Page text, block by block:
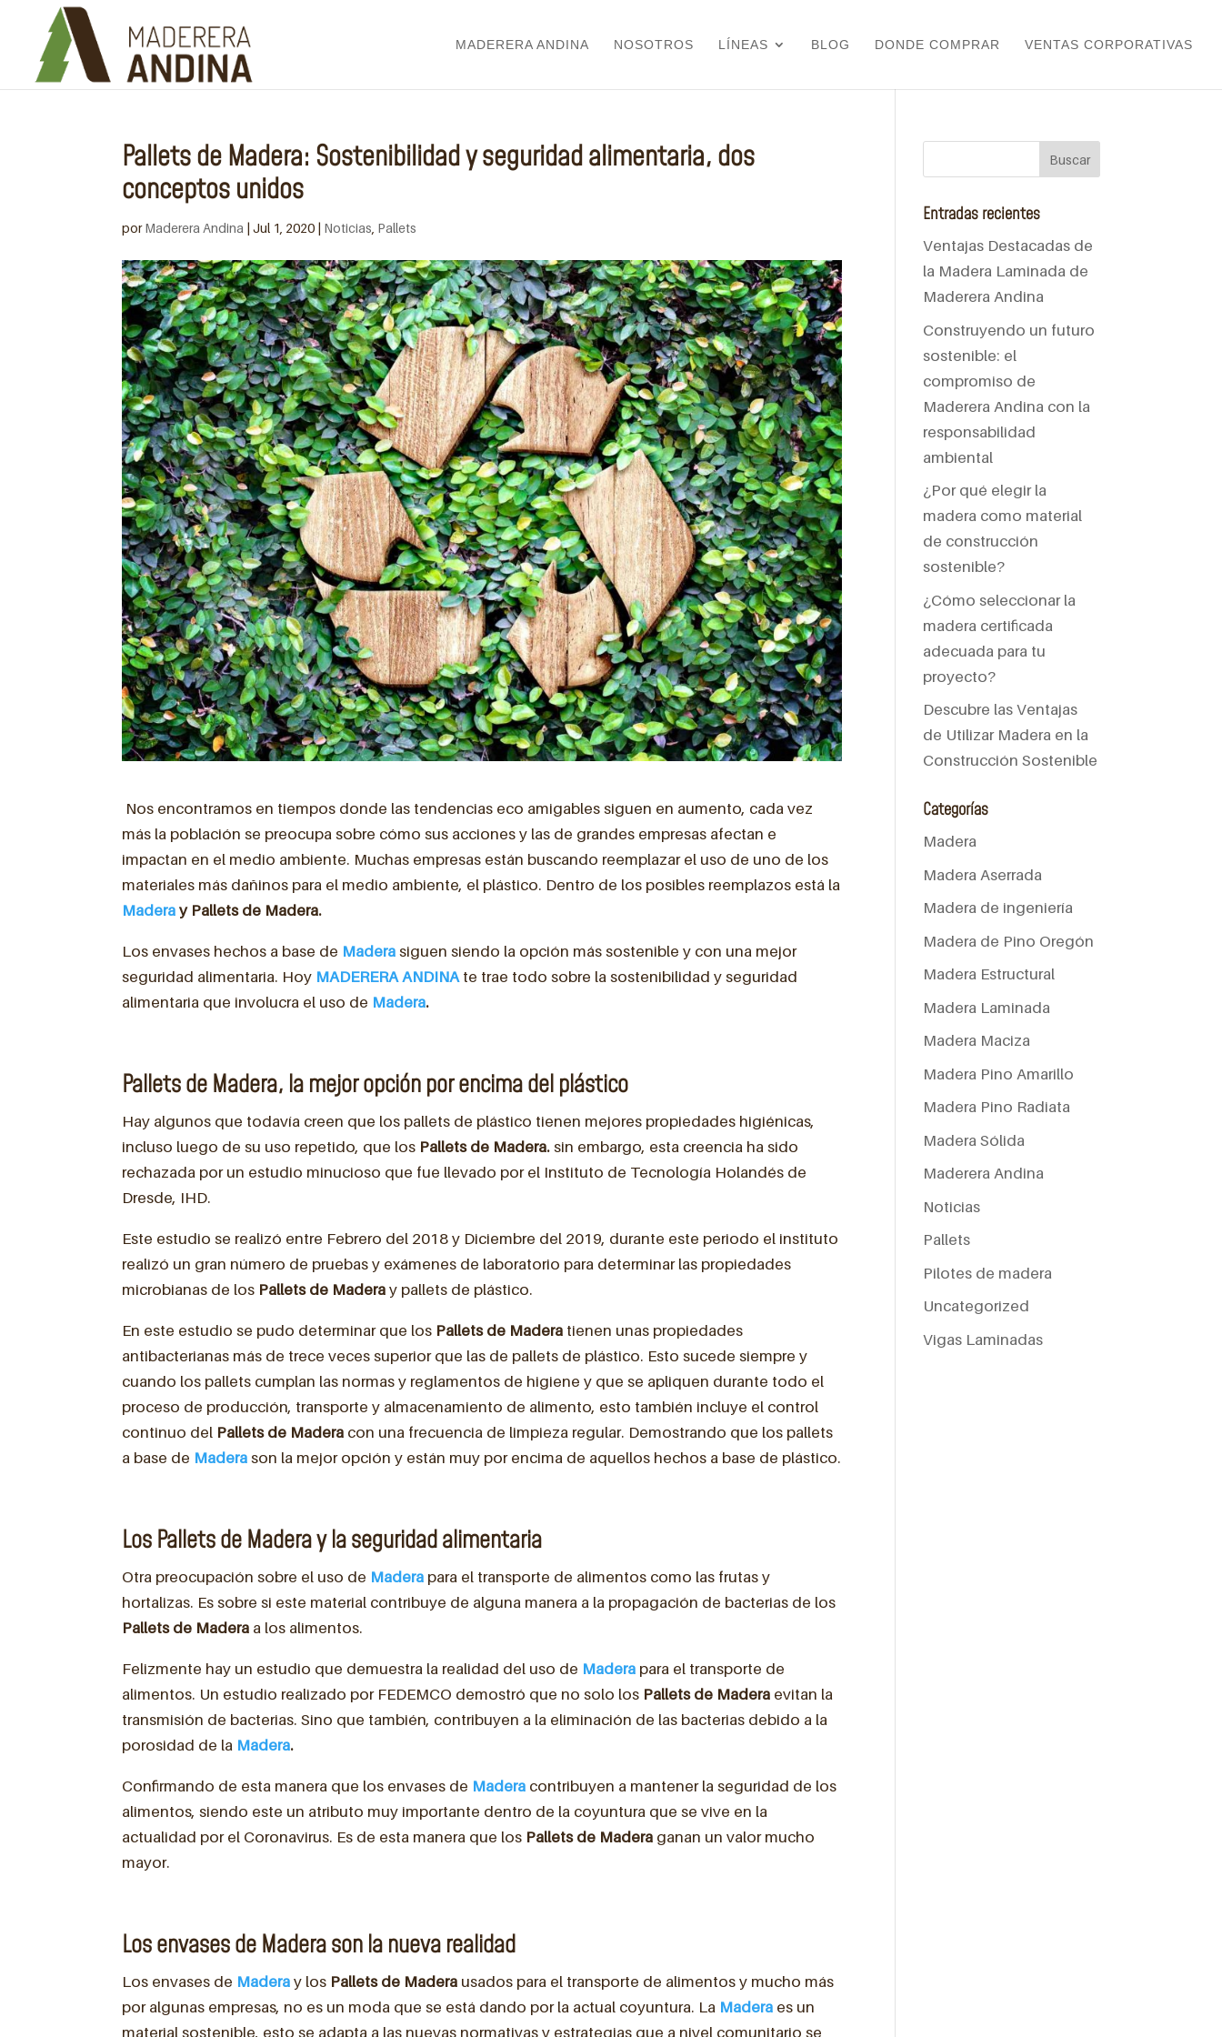
MADERERA ANDINA NOSOTROS LÍNEAS BLOG DONDE COMPRAR VENTAS CORPORATIVAS
Pallets de Madera: Sostenibilidad y seguridad alimentaria, dos
conceptos unidos
porMaderera Andina |Jul 1, 2020 | Noticias Pallets
Nos encontramos en tiempos donde las tendencias eco amigables siguen en aumento, cada vez
más la población se preocupa sobre cómo sus acciones y las de grandes empresas afectan e
impactan en el medio ambiente. Muchas empresas están buscando reemplazar el uso de uno de los
materiales más dañinos para el medio ambiente, el plástico. Dentro de los posibles reemplazos está la
Madera y Pallets de Madera.
Los envases hechos a base de Madera siguen siendo la opción más sostenible y con una mejor
seguridad alimentaria. Hoy MADERERA ANDINA te trae todo sobre la sostenibilidad y seguridad
alimentaria que involucra el uso de Madera.
Pallets de Madera, la mejor opción por encima del plástico
Hay algunos que todavía creen que los pallets de plástico tienen mejores propiedades higiénicas,
incluso luego de su uso repetido, que los Pallets de Madera. sin embargo, esta creencia ha sido
rechazada por un estudio minucioso que fue llevado por el Instituto de Tecnología Holandés de
Dresde, IHD.
Este estudio se realizó entre Febrero del 2018 y Diciembre del 2019, durante este periodo el instituto
realizó un gran número de pruebas y exámenes de laboratorio para determinar las propiedades
microbianas de los Pallets de Maderay pallets de plástico.
En este estudio se pudo determinar que los Pallets de Madera tienen unas propiedades
antibacterianas más de trece veces superior que las de pallets de plástico. Esto sucede siempre y
cuando los pallets cumplan las normas y reglamentos de higiene y que se apliquen durante todo el
proceso de producción, transporte y almacenamiento de alimento, esto también incluye el control
continuo del Pallets de Madera con una frecuencia de limpieza regular. Demostrando que los pallets
a base de Maderason la mejor opción y están muy por encima de aquellos hechos a base de plástico.
Los Pallets de Madera y la seguridad alimentaria
Otra preocupación sobre el uso de Madera para el transporte de alimentos como las frutas y
hortalizas. Es sobre si este material contribuye de alguna manera a la propagación de bacterias de los
Pallets de Madera a los alimentos.
Felizmente hay un estudio que demuestra la realidad del uso de Madera para el transporte de
alimentos. Un estudio realizado por FEDEMCO demostró que no solo los Pallets de Madera evitan la
transmisión de bacterias. Sino que también, contribuyen a la eliminación de las bacterias debido a la
porosidad de la Madera.
Confirmando de esta manera que los envases de Madera contribuyen a mantener la seguridad de los
alimentos, siendo este un atributo muy importante dentro de la coyuntura que se vive en la
actualidad por el Coronavirus. Es de esta manera que los Pallets de Madera ganan un valor mucho
mayor.
Los envases de Madera son la nueva realidad
Los envases de Madera y los Pallets de Madera usados para el transporte de alimentos y mucho más
por algunas empresas, no es un moda que se está dando por la actual coyuntura. La Madera es un
material sostenible, esto se adapta a las nuevas normativas y estrategias que a nivel comunitario se
Entradas recientes
Ventajas Destacadas de
la Madera Laminada de
Maderera Andina
Construyendo un futuro
sostenible: el
compromiso de
Maderera Andina con la
responsabilidad
ambiental
¿Por qué elegir la
madera como material
de construcción
sostenible?
¿Cómo seleccionar la
madera certificada
adecuada para tu
proyecto?
Descubre las Ventajas
de Utilizar Madera en la
Construcción Sostenible
Categorías
Madera
Madera Aserrada
Madera de ingeniería
Madera de Pino Oregón
Madera Estructural
Madera Laminada
Madera Maciza
Madera Pino Amarillo
Madera Pino Radiata
Madera Sólida
Maderera Andina
Noticias
Pallets
Pilotes de madera
Uncategorized
Vigas Laminadas